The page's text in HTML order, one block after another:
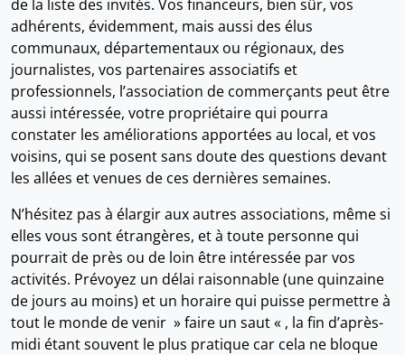
de la liste des invités. Vos financeurs, bien sûr, vos
adhérents, évidemment, mais aussi des élus
communaux, départementaux ou régionaux, des
journalistes, vos partenaires associatifs et
professionnels, l’association de commerçants peut être
aussi intéressée, votre propriétaire qui pourra
constater les améliorations apportées au local, et vos
voisins, qui se posent sans doute des questions devant
les allées et venues de ces dernières semaines.
N’hésitez pas à élargir aux autres associations, même si
elles vous sont étrangères, et à toute personne qui
pourrait de près ou de loin être intéressée par vos
activités. Prévoyez un délai raisonnable (une quinzaine
de jours au moins) et un horaire qui puisse permettre à
tout le monde de venir » faire un saut « , la fin d’après-
midi étant souvent le plus pratique car cela ne bloque